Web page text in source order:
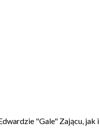
"Gale" Zającu, jak